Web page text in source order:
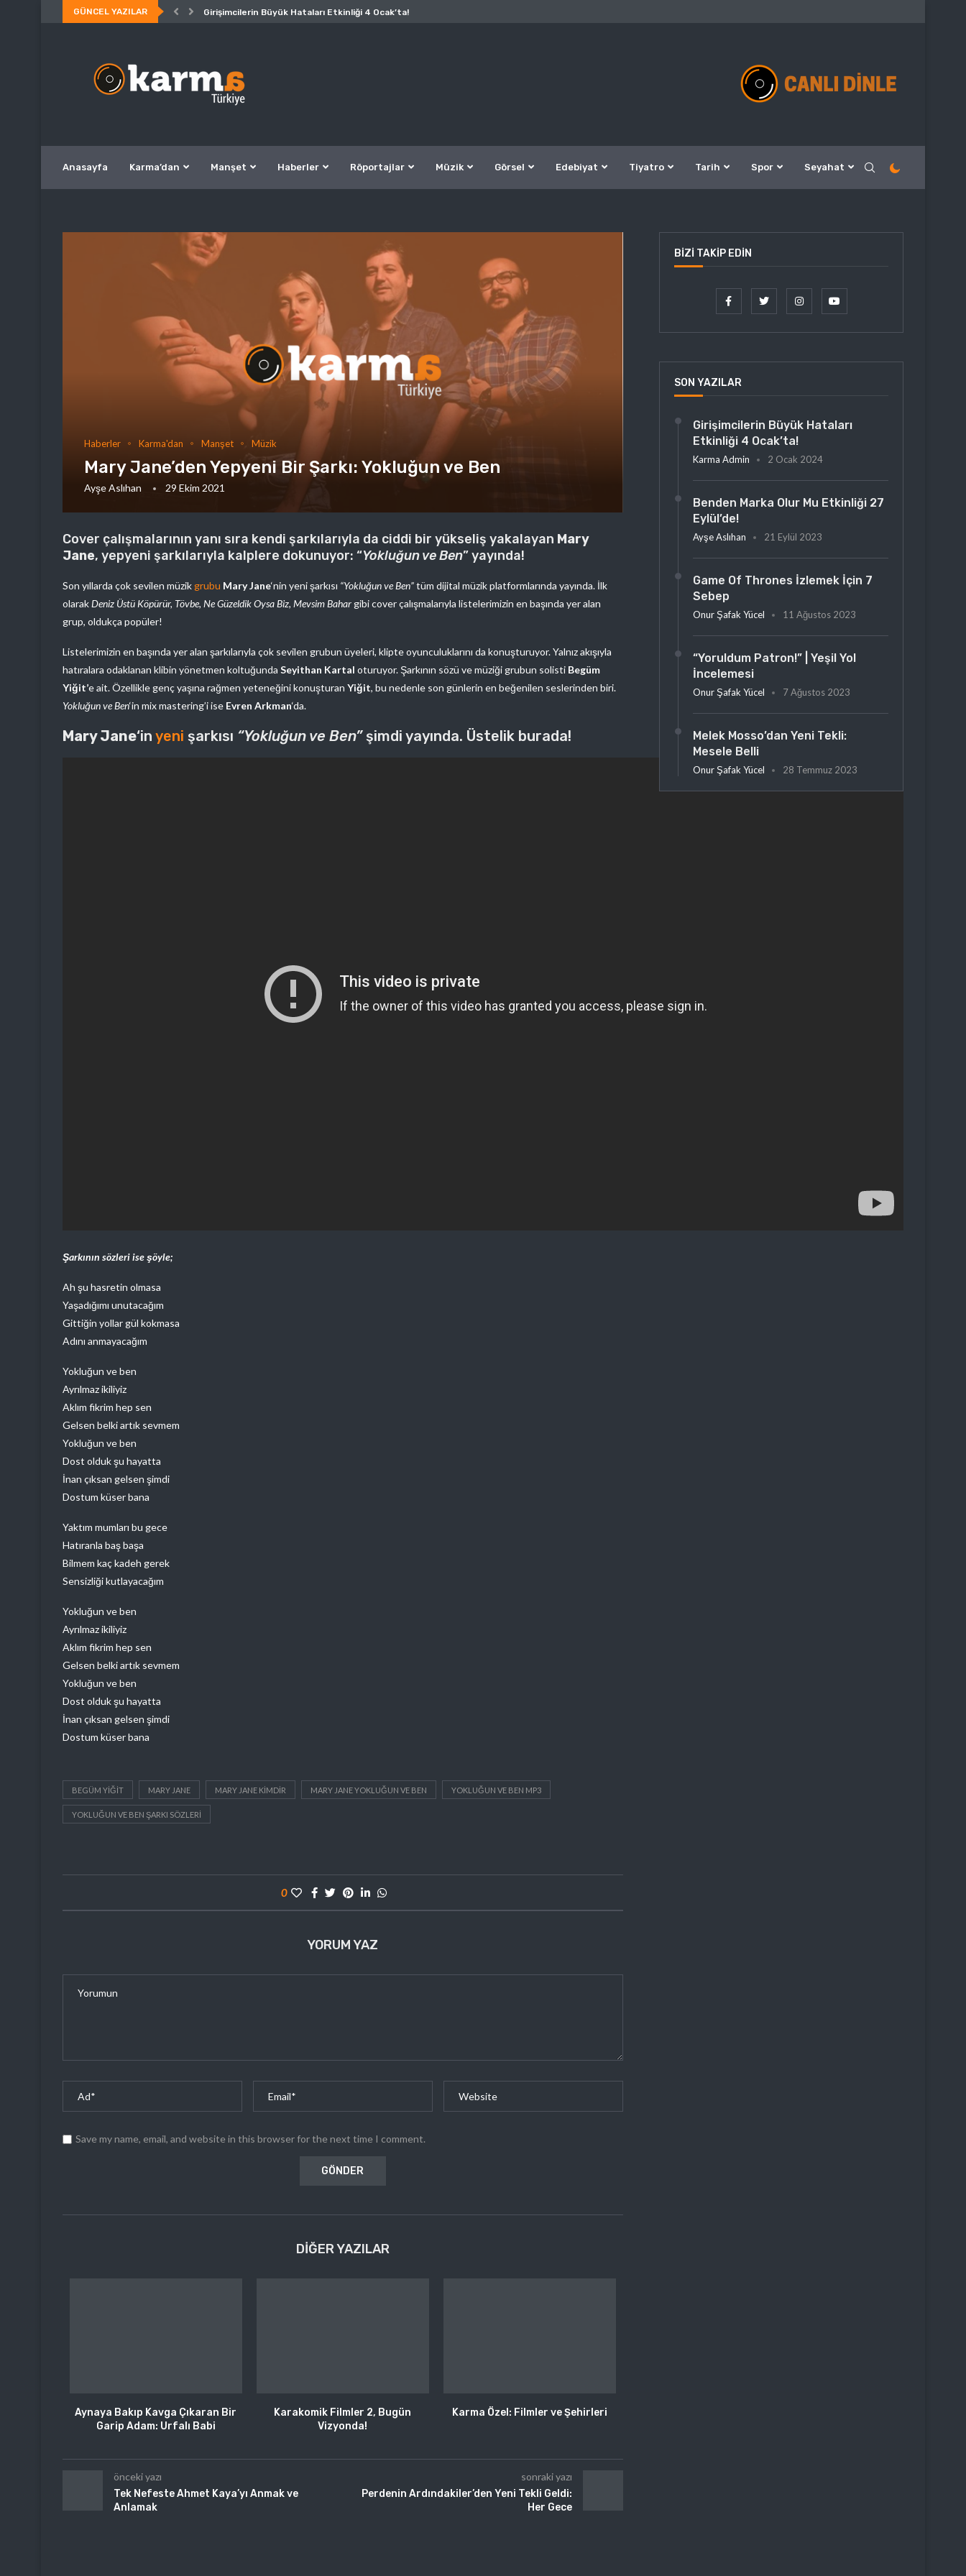
GÜNCEL YAZILAR Girişimcilerin Büyük Hataları Etkinliği 4 Ocak’ta!
Anasayfa Karma’dan Manşet Haberler Röportajlar Müzik Görsel Edebiyat Tiyatro Tarih Spor Seyahat
Haberler Karma'dan Manşet Müzik
Mary Jane’den Yepyeni Bir Şarkı: Yokluğun ve Ben
Ayşe Aslıhan 29 Ekim 2021
Cover çalışmalarının yanı sıra kendi şarkılarıyla da ciddi bir yükseliş yakalayan Mary
Jane, yepyeni şarkılarıyla kalplere dokunuyor: “Yokluğun ve Ben” yayında!
Son yıllarda çok sevilen müzik grubu Mary Jane‘nin yeni şarkısı “Yokluğun ve Ben”tüm dijital müzik platformlarında yayında. İlk
olarakDeniz Üstü Köpürür, Tövbe, Ne Güzeldik Oysa Biz, Mevsim Bahar gibi cover çalışmalarıyla listelerimizin en başında yer alan
grup, oldukça popüler!
Listelerimizin en başında yer alan şarkılarıyla çok sevilen grubun üyeleri, klipte oyunculuklarını da konuşturuyor. Yalnız akışıyla
hatıralara odaklanan klibin yönetmen koltuğunda Seyithan Kartal oturuyor. Şarkının sözü ve müziği grubun solisti Begüm
Yiğit’e ait. Özellikle genç yaşına rağmen yeteneğini konuşturan Yiğit, bu nedenle son günlerin en beğenilen seslerinden biri.
Yokluğun ve Ben‘in mix mastering’i ise Evren Arkman‘da.
Mary Jane‘in yeni şarkısı “Yokluğun ve Ben”şimdi yayında. Üstelik burada!
Şarkının sözleri ise şöyle;
Ah şu hasretin olmasa
Yaşadığımı unutacağım
Gittiğin yollar gül kokmasa
Adını anmayacağım
Yokluğun ve ben
Ayrılmaz ikiliyiz
Aklım fikrim hep sen
Gelsen belki artık sevmem
Yokluğun ve ben
Dost olduk şu hayatta
İnan çıksan gelsen şimdi
Dostum küser bana
Yaktım mumları bu gece
Hatıranla baş başa
Bilmem kaç kadeh gerek
Sensizliği kutlayacağım
Yokluğun ve ben
Ayrılmaz ikiliyiz
Aklım fikrim hep sen
Gelsen belki artık sevmem
Yokluğun ve ben
Dost olduk şu hayatta
İnan çıksan gelsen şimdi
Dostum küser bana
BEGÜM YIĞIT MARY JANE MARY JANE KIMDIR MARY JANE YOKLUĞUN VE BEN YOKLUĞUN VE BEN MP3
YOKLUĞUN VE BEN ŞARKI SÖZLERI
0
YORUM YAZ
Save my name, email, and website in this browser for the next time I comment.
DIĞER YAZILAR
Aynaya Bakıp Kavga Çıkaran Bir
Garip Adam: Urfalı Babi
Karakomik Filmler 2, Bugün
Vizyonda!
Karma Özel: Filmler ve Şehirleri
önceki yazı
Tek Nefeste Ahmet Kaya’yı Anmak ve
Anlamak
sonraki yazı
Perdenin Ardındakiler’den Yeni Tekli Geldi:
Her Gece
BIZI TAKIP EDIN
SON YAZILAR
Girişimcilerin Büyük Hataları
Etkinliği 4 Ocak’ta!
Karma Admin 2 Ocak 2024
Benden Marka Olur Mu Etkinliği 27
Eylül’de!
Ayşe Aslıhan 21 Eylül 2023
Game Of Thrones İzlemek İçin 7
Sebep
Onur Şafak Yücel 11 Ağustos 2023
“Yoruldum Patron!” | Yeşil Yol
İncelemesi
Onur Şafak Yücel 7 Ağustos 2023
Melek Mosso’dan Yeni Tekli:
Mesele Belli
Onur Şafak Yücel 28 Temmuz 2023